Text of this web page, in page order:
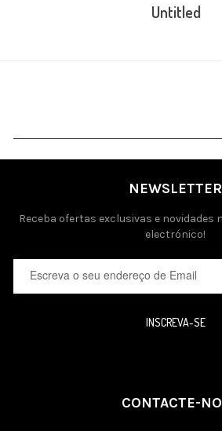
Untitled
NEWSLETTER
Receba ofertas exclusivas e novidades
electrónico!
INSCREVA-SE
CONTACTE-